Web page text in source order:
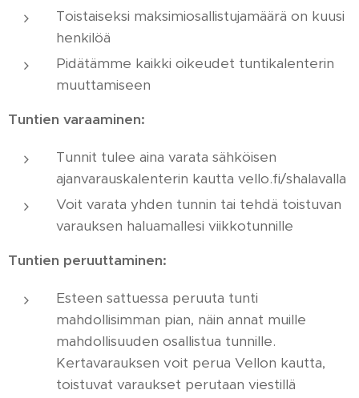
Toistaiseksi maksimiosallistujamäärä on kuusi
henkilöä
Pidätämme kaikki oikeudet tuntikalenterin
muuttamiseen
Tuntien varaaminen:
Tunnit tulee aina varata sähköisen
ajanvarauskalenterin kautta vello.fi/shalavalla
Voit varata yhden tunnin tai tehdä toistuvan
varauksen haluamallesi viikkotunnille
Tuntien peruuttaminen:
Esteen sattuessa peruuta tunti
mahdollisimman pian, näin annat muille
mahdollisuuden osallistua tunnille.
Kertavarauksen voit perua Vellon kautta,
toistuvat varaukset perutaan viestillä